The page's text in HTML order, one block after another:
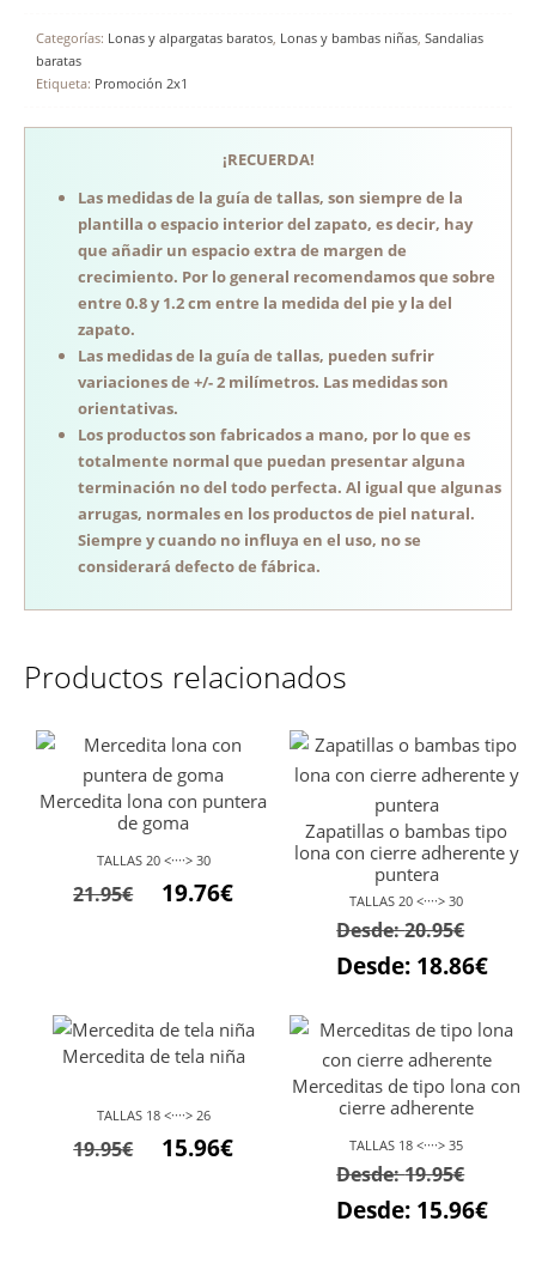
Categorías: Lonas y alpargatas baratos, Lonas y bambas niñas, Sandalias
baratas
Etiqueta: Promoción 2x1
¡RECUERDA!
Las medidas de la guía de tallas, son siempre de la
plantilla o espacio interior del zapato, es decir, hay
que añadir un espacio extra de margen de
crecimiento. Por lo general recomendamos que sobre
entre 0.8 y 1.2 cm entre la medida del pie y la del
zapato.
Las medidas de la guía de tallas, pueden sufrir
variaciones de +/- 2 milímetros. Las medidas son
orientativas.
Los productos son fabricados a mano, por lo que es
totalmente normal que puedan presentar alguna
terminación no del todo perfecta. Al igual que algunas
arrugas, normales en los productos de piel natural.
Siempre y cuando no influya en el uso, no se
considerará defecto de fábrica.
Productos relacionados
Mercedita lona con puntera
de goma
TALLAS 20 <····> 30
21.95€
El
21.95€.
19.76€El
19.76€.
Zapatillas o bambas tipo
lona con cierre adherente y
puntera
TALLAS 20 <····> 30
Desde:20.95€
Desde: 18.86€
Mercedita de tela niña
TALLAS 18 <····> 26
19.95€
El15.96€El
Merceditas de tipo lona con
cierre adherente
TALLAS 18 <····> 35
Desde:19.95€
Desde: 15.96€